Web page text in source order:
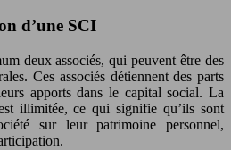
d’une SCI
deux associés, qui peuvent être des
Ces associés détiennent des parts
apports dans le capital social. La
illimitée, ce qui signifie qu’ils sont
sur leur patrimoine personnel,